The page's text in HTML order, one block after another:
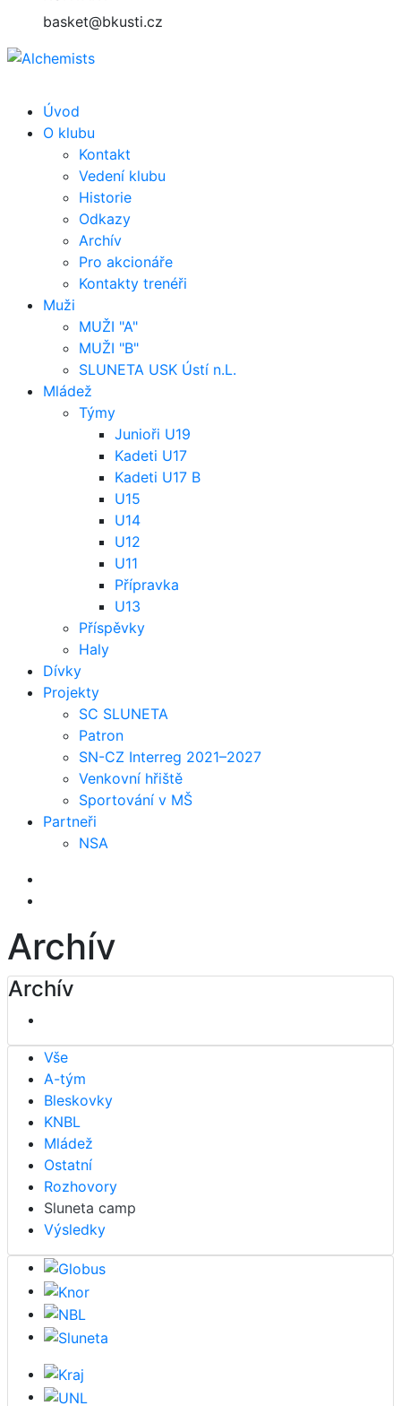
basket@bkusti.cz
Úvod
O klubu
Kontakt
Vedení klubu
Historie
Odkazy
Archív
Pro akcionáře
Kontakty trenéři
Muži
MUŽI "A"
MUŽI "B"
SLUNETA USK Ústí n.L.
Mládež
Týmy
Junioři U19
Kadeti U17
Kadeti U17 B
U15
U14
U12
U11
Přípravka
U13
Příspěvky
Haly
Dívky
Projekty
SC SLUNETA
Patron
SN-CZ Interreg 2021–2027
Venkovní hřiště
Sportování v MŠ
Partneři
NSA
Archív
Archív
Vše
A-tým
Bleskovky
KNBL
Mládež
Ostatní
Rozhovory
Sluneta camp
Výsledky